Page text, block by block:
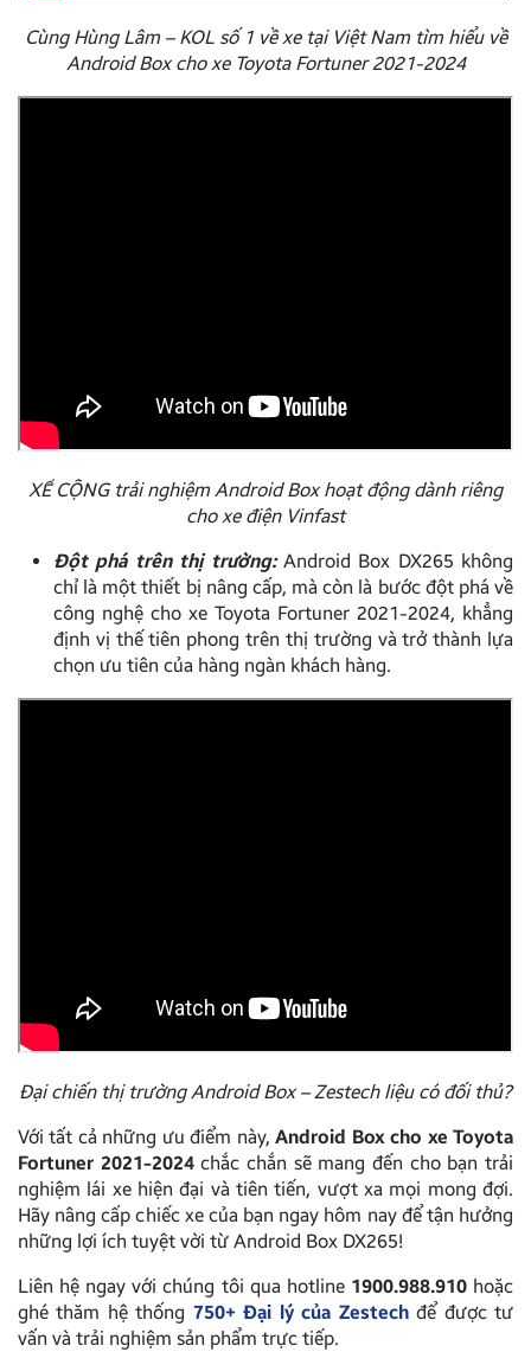
Cùng Hùng Lâm – KOL số 1 về xe tại Việt Nam tìm hiểu về
Android Box cho xe Toyota Fortuner 2021-2024
XẾ CỘNG trải nghiệm Android Box hoạt động dành riêng
cho xe điện Vinfast
Đột phá trên thị trường:Android Box DX265 không
chỉ là một thiết bị nâng cấp, mà còn là bước đột phá về
công nghệ cho xe Toyota Fortuner 2021-2024, khẳng
định vị thế tiên phong trên thị trường và trở thành lựa
chọn ưu tiên của hàng ngàn khách hàng.
Đại chiến thị trường Android Box – Zestech liệu có đối thủ?
Với tất cả những ưu điểm này,Android Box cho xe Toyota
Fortuner 2021-2024chắc chắn sẽ mang đến cho bạn trải
nghiệm lái xe hiện đại và tiên tiến, vượt xa mọi mong đợi.
Hãy nâng cấp chiếc xe của bạn ngay hôm nay để tận hưởng
những lợi ích tuyệt vời từ Android Box DX265!
Liên hệ ngay với chúng tôi qua hotline 1900.988.910hoặc
ghé thăm hệ thống 750+ Đại lý của Zestechđể được tư
vấn và trải nghiệm sản phẩm trực tiếp.